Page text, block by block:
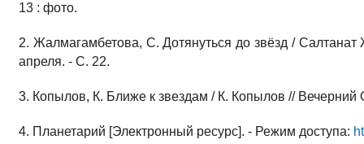
13 : фото.
2. Жалмагамбетова, С. Дотянуться до звёзд /
апреля. - С. 22.
3. Копылов, К. Ближе к звездам / К. Копылов // Вечерний
4. Планетарий [Электронный ресурс]. - Режим доступа: